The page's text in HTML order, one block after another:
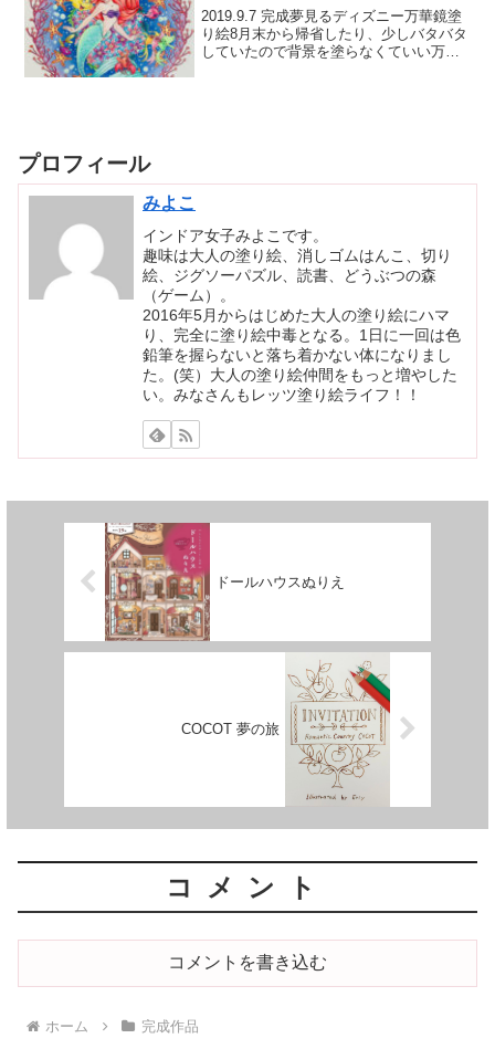
2019.9.7 完成夢見るディズニー万華鏡塗
り絵8月末から帰省したり、少しバタバタ
していたので背景を塗らなくていい万華
プロフィール
みよこ
インドア女子みよこです。
趣味は大人の塗り絵、消しゴムはんこ、切り
絵、ジグソーパズル、読書、どうぶつの森
（ゲーム）。
2016年5月からはじめた大人の塗り絵にハマ
り、完全に塗り絵中毒となる。1日に一回は色
鉛筆を握らないと落ち着かない体になりまし
た。(笑）大人の塗り絵仲間をもっと増やした
い。みなさんもレッツ塗り絵ライフ！！
ドールハウスぬりえ
COCOT 夢の旅
コメント
コメントを書き込む
ホーム 完成作品